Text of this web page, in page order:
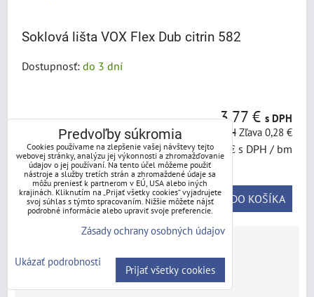
Soklová lišta VOX Flex Dub citrin 582
Dostupnosť: do 3 dní
3,77 € s DPH
4,06 €
s DPH Zľava 0,28 €
1,51 € s DPH / bm
ks DO KOŠÍKA
Predvoľby súkromia
Cookies používame na zlepšenie vašej návštevy tejto
webovej stránky, analýzu jej výkonnosti a zhromažďovanie
údajov o jej používaní. Na tento účel môžeme použiť
nástroje a služby tretích strán a zhromaždené údaje sa
môžu preniesť k partnerom v EÚ, USA alebo iných
krajinách. Kliknutím na „Prijať všetky cookies“ vyjadrujete
svoj súhlas s týmto spracovaním. Nižšie môžete nájsť
podrobné informácie alebo upraviť svoje preferencie.
Zásady ochrany osobných údajov
Ukázať podrobnosti
Prijať všetky cookies